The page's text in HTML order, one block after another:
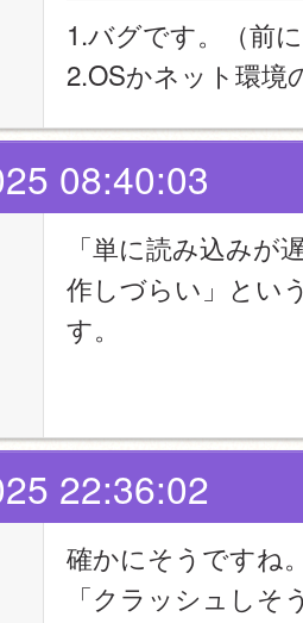
1.バグです。（前
2.OSかネット環境
08:40:03
「単に読み込み
作しづらい」とい
す。
22:36:02
確かにそうですね
「クラッシュし